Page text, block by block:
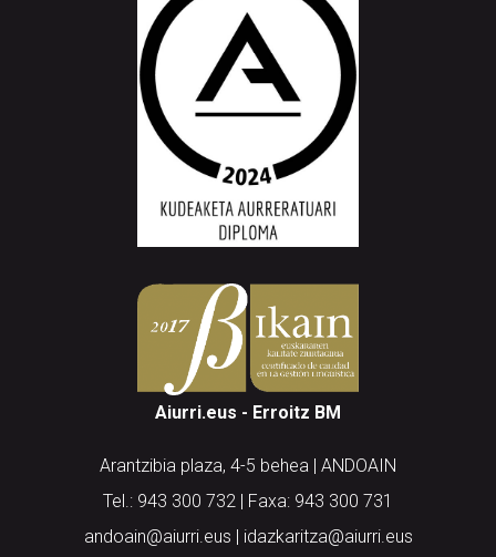
Aiurri.eus - Erroitz BM
Arantzibia plaza, 4-5 behea | ANDOAIN
Tel.: 943 300 732 | Faxa: 943 300 731
andoain@aiurri.eus | idazkaritza@aiurri.eus